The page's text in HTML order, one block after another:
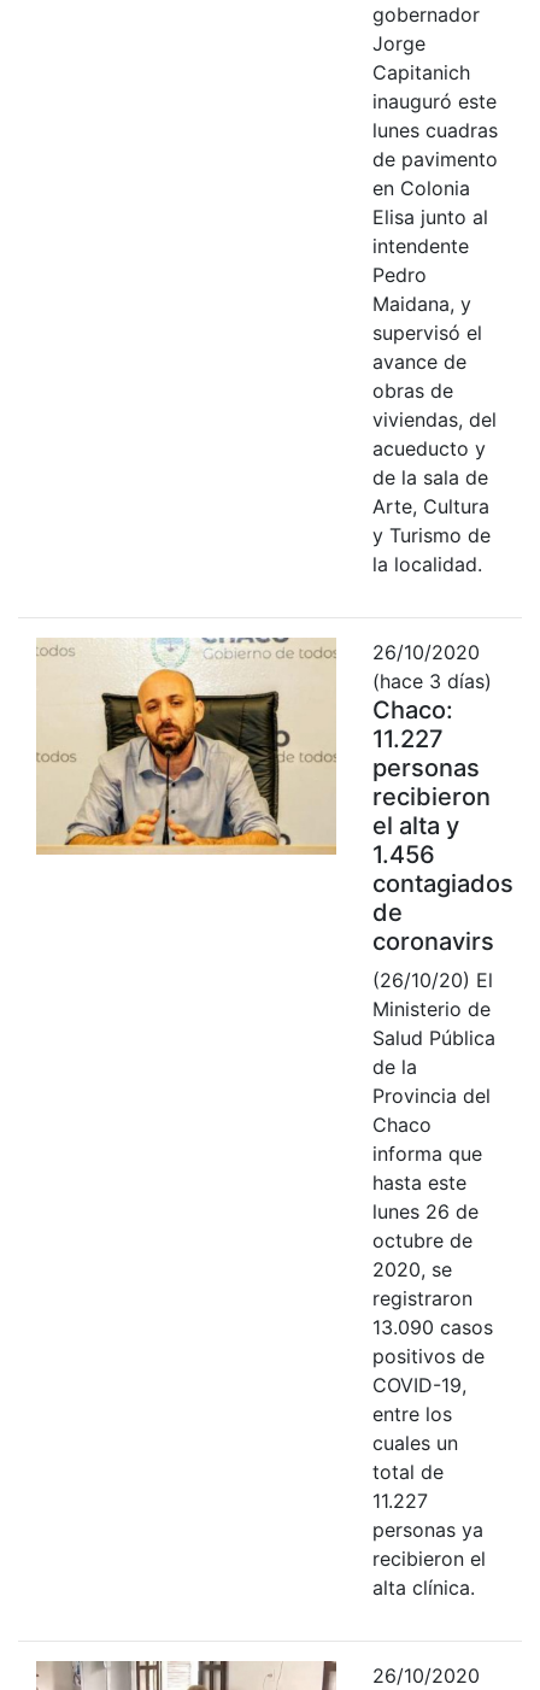
gobernador
Jorge
Capitanich
inauguró este
lunes cuadras
de pavimento
en Colonia
Elisa junto al
intendente
Pedro
Maidana, y
supervisó el
avance de
obras de
viviendas, del
acueducto y
de la sala de
Arte, Cultura
y Turismo de
la localidad.
26/10/2020
(hace 3 días)
Chaco:
11.227
personas
recibieron
el alta y
1.456
contagiados
de
coronavirs
(26/10/20) El
Ministerio de
Salud Pública
de la
Provincia del
Chaco
informa que
hasta este
lunes 26 de
octubre de
2020, se
registraron
13.090 casos
positivos de
COVID-19,
entre los
cuales un
total de
11.227
personas ya
recibieron el
alta clínica.
26/10/2020